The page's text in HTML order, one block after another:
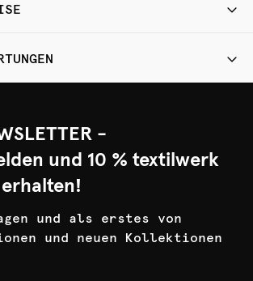
-
und 10 % textilwerk
und als erstes von
und neuen Kollektionen